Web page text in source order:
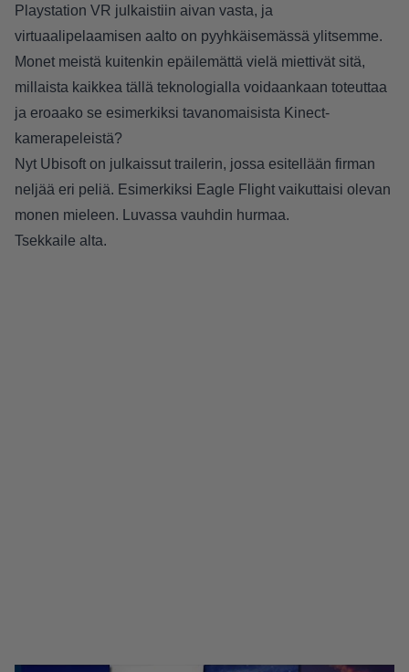
Playstation VR julkaistiin aivan vasta, ja
virtuaalipelaamisen aalto on pyyhkäisemässä ylitsemme.
Monet meistä kuitenkin epäilemättä vielä miettivät sitä,
millaista kaikkea tällä teknologialla voidaankaan toteuttaa
ja eroaako se esimerkiksi tavanomaisista Kinect-
kamerapeleistä?
Nyt Ubisoft on julkaissut trailerin, jossa esitellään firman
neljää eri peliä. Esimerkiksi Eagle Flight vaikuttaisi olevan
monen mieleen. Luvassa vauhdin hurmaa.
Tsekkaile alta.